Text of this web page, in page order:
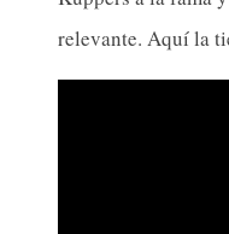
relevante. Aquí la